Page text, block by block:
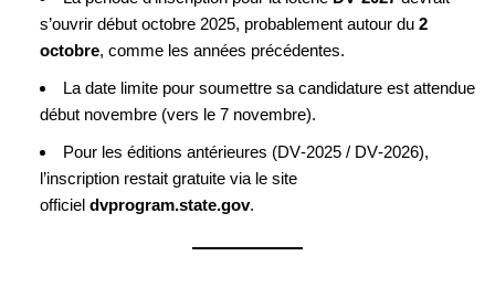
s’ouvrir début octobre 2025, probablement autour du 2
octobre, comme les années précédentes.
La date limite pour soumettre sa candidature est attendue
début novembre (vers le 7 novembre).
Pour les éditions antérieures (DV‑2025 / DV‑2026),
l’inscription restait gratuite via le site
officiel dvprogram.state.gov.